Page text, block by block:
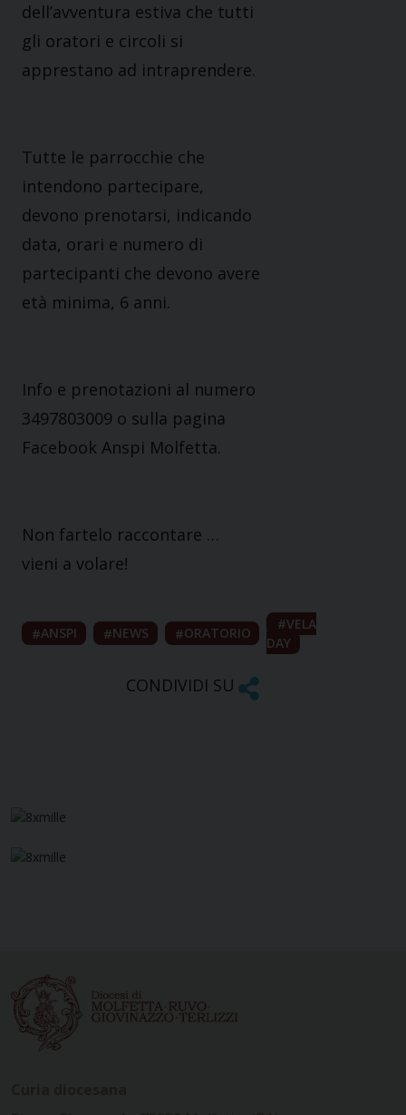
dell’avventura estiva che tutti
gli oratori e circoli si
apprestano ad intraprendere.
Tutte le parrocchie che
intendono partecipare,
devono prenotarsi, indicando
data, orari e numero di
partecipanti che devono avere
età minima, 6 anni.
Info e prenotazioni al numero
3497803009 o sulla pagina
Facebook Anspi Molfetta.
Non fartelo raccontare …
vieni a volare!
ANSPI NEWS ORATORIO
VELA
DAY
CONDIVIDI SU